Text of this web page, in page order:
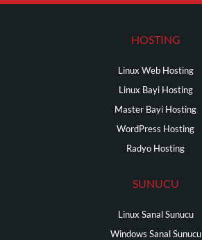
HOSTING
Linux Web Hosting
Linux Bayi Hosting
Master Bayi Hosting
WordPress Hosting
Radyo Hosting
SUNUCU
Linux Sanal Sunucu
Windows Sanal Sunucu